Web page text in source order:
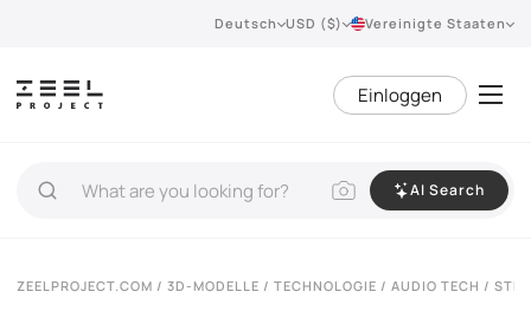
Deutsch USD ($) Vereinigte Staaten
Einloggen
AI Search
ZEELPROJECT.COM / 3D-MODELLE / TECHNOLOGIE / AUDIO TECH /
VIEW 360°